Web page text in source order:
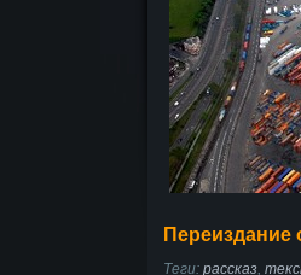
Переиздание
Теги: рассказ